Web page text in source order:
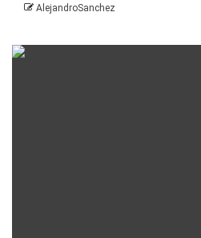
AlejandroSanchez